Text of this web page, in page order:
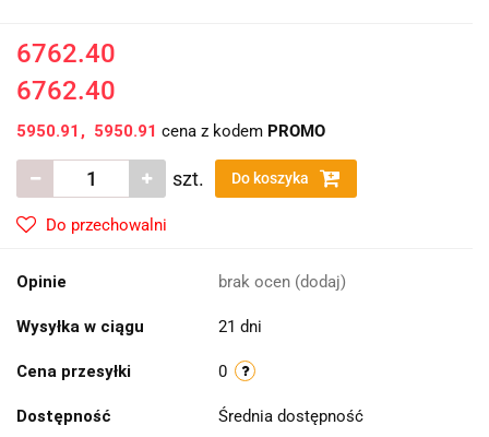
6762.40
6762.40
5950.91 5950.91 cena z kodem PROMO
szt. Do koszyka
Do przechowalni
Opinie brak ocen (dodaj)
Wysyłka w ciągu 21 dni
Cena przesyłki 0
Dostępność Średnia dostępność